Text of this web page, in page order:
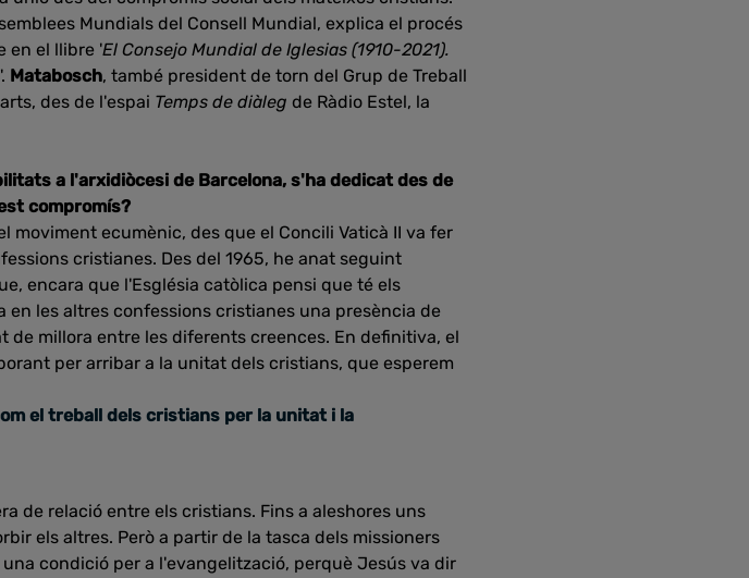
Mundials del Consell Mundial, explica el procés
en el llibre 'El Consejo Mundial de Iglesias (1910-2021).
Matabosch, també president de torn del Grup de Treball
des de l'espai Temps de diàleg de Ràdio Estel, la
a l'arxidiòcesi de Barcelona, s'ha dedicat des de
compromís?
moviment ecumènic, des que el Concili Vaticà II va fer
cristianes. Des del 1965, he anat seguint
encara que l'Església catòlica pensi que té els
en les altres confessions cristianes una presència de
millora entre les diferents creences. En definitiva, el
per arribar a la unitat dels cristians, que esperem
el treball dels cristians per la unitat i la
de relació entre els cristians. Fins a aleshores uns
els altres. Però a partir de la tasca dels missioners
condició per a l'evangelització, perquè Jesús va dir